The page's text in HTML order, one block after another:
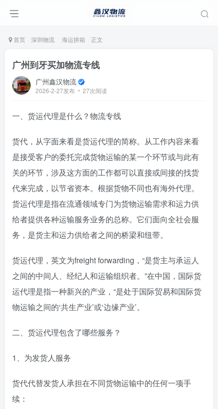
首页 深圳物流 海运拼箱 正文
广州到牙买加物流专线
广州鑫汉物流
2026-2-27发布 27次阅读
一、货运代理是什么？物流专线
货代，从字面来看是货运代理的简称。从工作内容来看
是接受客户的委托完成货物运输的某一个环节或与此有
关的环节，涉及这方面的工作都可以直接或间接的找货
代来完成，以节省资本。根据货物不同也有海外代理。
货运代理是指在流通领域专门为货物运输需求和运力供
给者提供各种运输服务业务的总称。它们面向全社会服
务，是货主和运力供给者之间的桥梁和纽带。
货运代理，英文为freight forwarding，“是货主与承运人
之间的中间人、经纪人和运输组织者。”在中国，国际货
运代理是指一种新兴的产业，“是处于国际贸易和国际货
物运输之间的‘共生产业’或‘边缘产业’。
二、货运代理包含了哪些服务？
1、为发货人服务
货代代替发货人承担在不同货物运输中的任何一项手
续：